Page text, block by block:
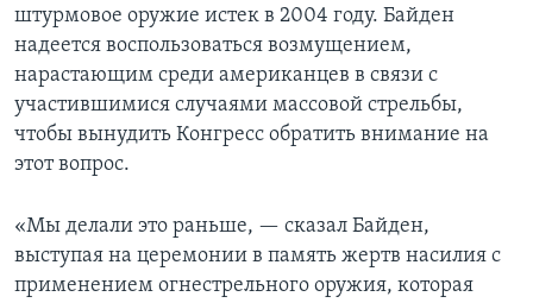
штурмовое оружие истек в 2004 году. Байден
надеется воспользоваться возмущением,
нарастающим среди американцев в связи с
участившимися случаями массовой стрельбы,
чтобы вынудить Конгресс обратить внимание на
этот вопрос.
«Мы делали это раньше, — сказал Байден,
выступая на церемонии в память жертв насилия с
применением огнестрельного оружия, которая